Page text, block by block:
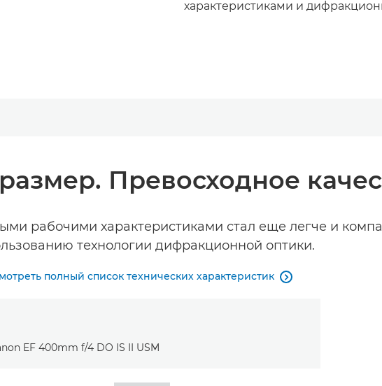
характеристиками и
Превосходное
рабочими характеристиками стал еще легче и
технологии дифракционной оптики.
полный список технических характеристик 